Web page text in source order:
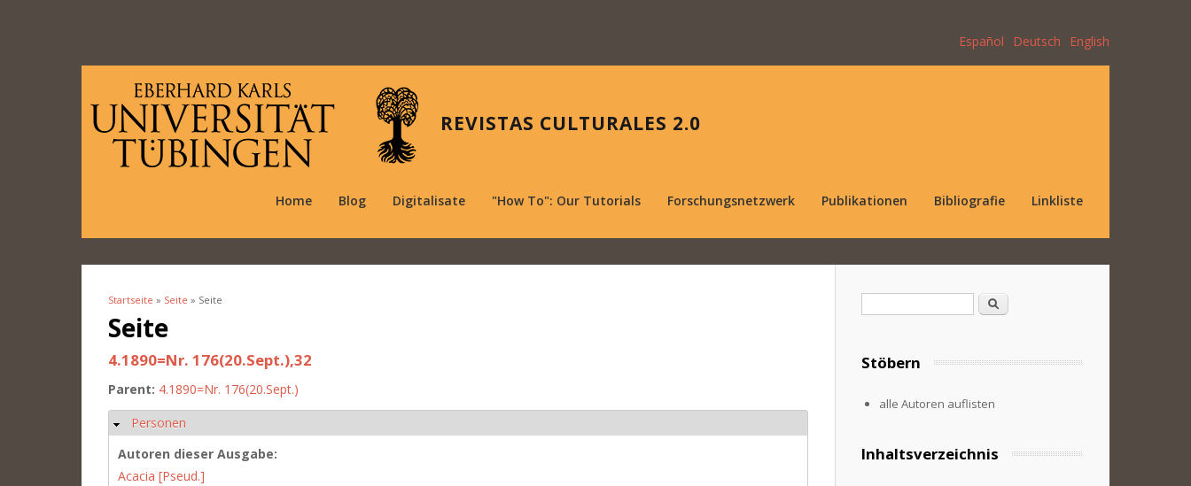
Español Deutsch English
REVISTAS CULTURALES 2.0
Home Blog Digitalisate "How To": Our Tutorials Forschungsnetzwerk Publikationen Bibliografie Linkliste
Sie sind hier
Startseite » Seite » Seite
Seite
4.1890=Nr. 176(20.Sept.),32
Parent: 4.1890=Nr. 176(20.Sept.)
Ausblenden
Personen
Autoren dieser Ausgabe:
Acacia [Pseud.]
Suche
Stöbern
alle Autoren auflisten
Inhaltsverzeichnis